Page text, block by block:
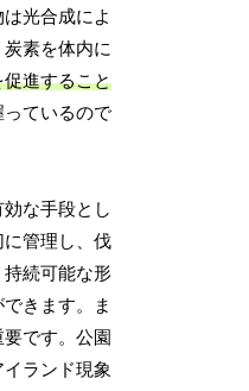
光合成によ
素を体内に
進すること
っているので
効な手段とし
管理し、伐
続可能な形
きます。ま
要です。公園
ランド現象